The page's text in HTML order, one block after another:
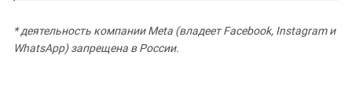
* деятельность компании Meta (владеет Facebook, Instagram и
WhatsApp) запрещена в России.